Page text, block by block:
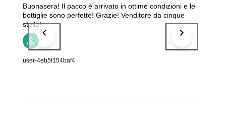
Buonasera! Il pacco è arrivato in ottime condizioni e le
bottiglie sono perfette! Grazie! Venditore da cinque
stelle!
user-4eb5f154baf4